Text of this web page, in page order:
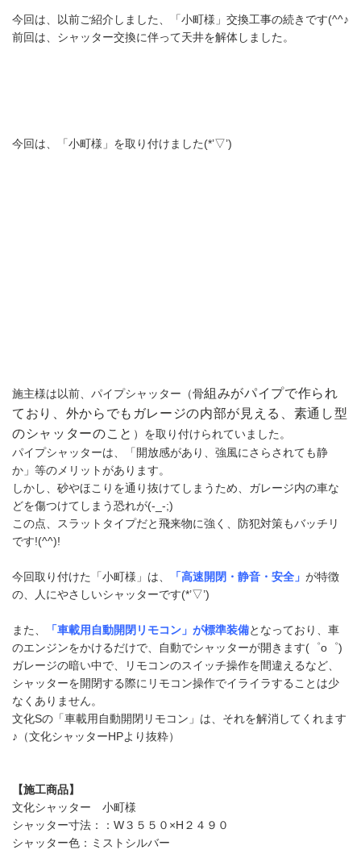
今回は、以前ご紹介しました、「小町様」交換工事の続きです(^^♪
前回は、シャッター交換に伴って天井を解体しました。
今回は、「小町様」を取り付けました(*’▽’)
施主様は以前、パイプシャッター（骨組みがパイプで作られ
ており、外からでもガレージの内部が見える、素通し型
のシャッターのこと ）を取り付けられていました。
パイプシャッターは、「開放感があり、強風にさらされても静
か」等のメリットがあります。
しかし、砂やほこりを通り抜けてしまうため、ガレージ内の車な
どを傷つけてしまう恐れが(-_-;)
この点、スラットタイプだと飛来物に強く、防犯対策もバッチリ
です!(^^)!
今回取り付けた「小町様」は、 「高速開閉・静音・安全」 が特徴
の、人にやさしいシャッターです(*’▽’)
また、 「車載用自動開閉リモコン」が標準装備となっており、車
のエンジンをかけるだけで、自動でシャッターが開きます(゜o゜)
ガレージの暗い中で、リモコンのスイッチ操作を間違えるなど、
シャッターを開閉する際にリモコン操作でイライラすることは少
なくありません。
文化Sの「車載用自動開閉リモコン」は、それを解消してくれます
♪（文化シャッターHPより抜粋）
【施工商品】
文化シャッター 小町様
シャッター寸法：：W３５５０×H２４９０
シャッター色：ミストシルバー